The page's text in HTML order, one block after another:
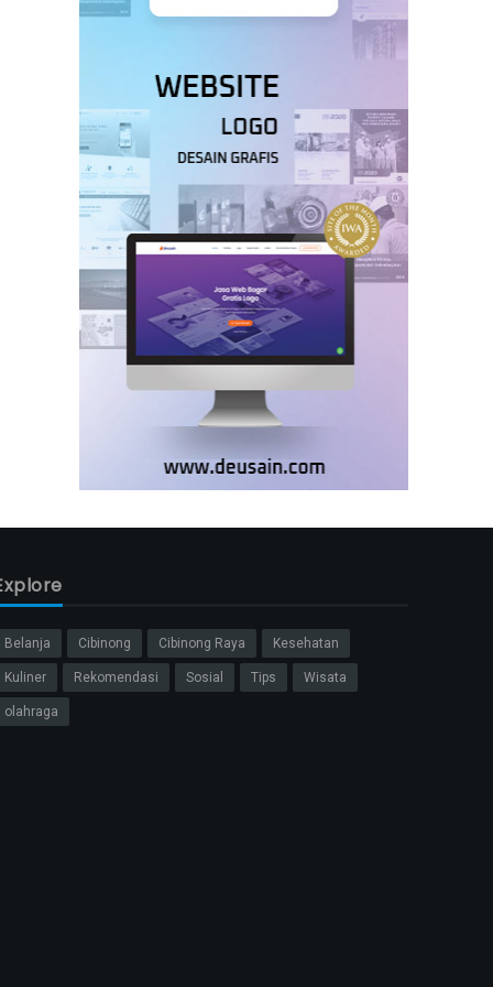
Belanja Cibinong Cibinong Raya Kesehatan
Kuliner Rekomendasi Sosial Tips Wisata
olahraga